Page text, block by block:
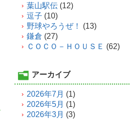
葉山駅伝 (12)
逗子 (10)
野球やろうぜ！
(13)
鎌倉 (27)
ＣＯＣＯ－ＨＯＵＳＥ (62)
アーカイブ
2026年7月 (1)
2026年5月 (1)
2026年3月 (3)